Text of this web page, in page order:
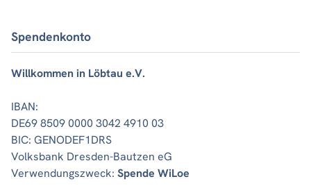
Spendenkonto
Willkommen in Löbtau e.V.
IBAN:
DE69 8509 0000 3042 4910 03
BIC: GENODEF1DRS
Volksbank Dresden-Bautzen eG
Verwendungszweck: Spende WiLoe